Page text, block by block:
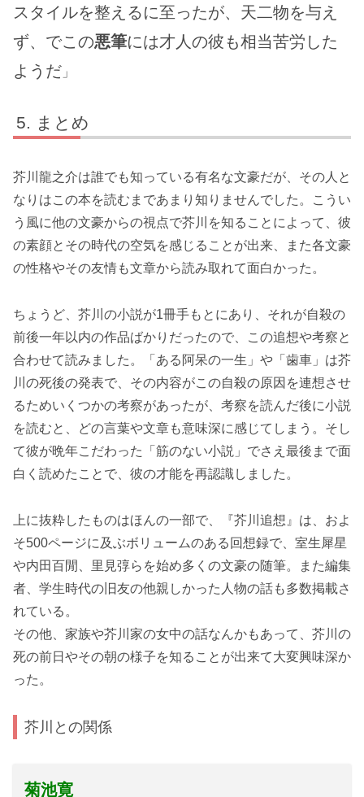
スタイルを整えるに至ったが、天二物を与え
ず、でこの悪筆には才人の彼も相当苦労した
ようだ 」
まとめ
芥川龍之介は誰でも知っている有名な文豪だが、その人と
なりはこの本を読むまであまり知りませんでした。こうい
う風に他の文豪からの視点で芥川を知ることによって、彼
の素顔とその時代の空気を感じることが出来、また各文豪
の性格やその友情も文章から読み取れて面白かった。
ちょうど、芥川の小説が1冊手もとにあり、それが自殺の
前後一年以内の作品ばかりだったので、この追想や考察と
合わせて読みました。「ある阿呆の一生」や「歯車」は芥
川の死後の発表で、その内容がこの自殺の原因を連想させ
るためいくつかの考察があったが、考察を読んだ後に小説
を読むと、どの言葉や文章も意味深に感じてしまう。そし
て彼が晩年こだわった「筋のない小説」でさえ最後まで面
白く読めたことで、彼の才能を再認識しました。
上に抜粋したものはほんの一部で、『芥川追想』は、およ
そ500ページに及ぶボリュームのある回想録で、室生犀星
や内田百閒、里見弴らを始め多くの文豪の随筆。また編集
者、学生時代の旧友の他親しかった人物の話も多数掲載さ
れている。
その他、家族や芥川家の女中の話なんかもあって、芥川の
死の前日やその朝の様子を知ることが出来て大変興味深か
った。
芥川との関係
菊池寛